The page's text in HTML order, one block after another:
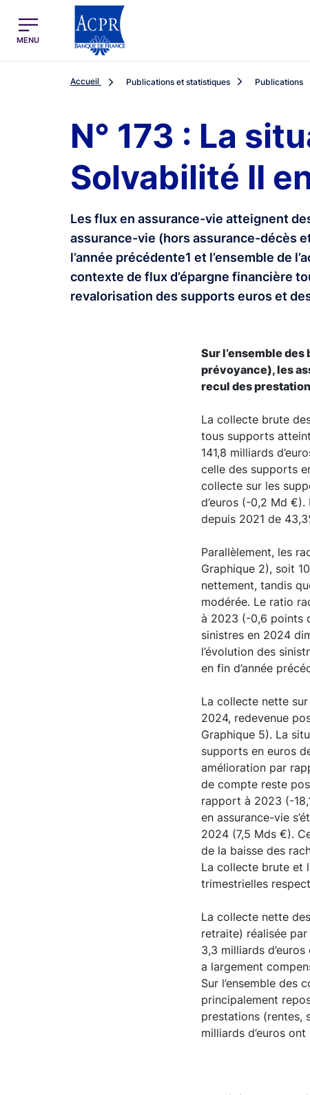
ACPR Menu Principal (French)
MENU
Accueil Publications et statistiques Publications
N° 173 : La
Solvabilité II
Les flux en assurance-vie atteignent
assurance-vie (hors assurance-décès
l’année précédente1 et l’ensemble de
contexte de flux d’épargne financière
revalorisation des supports euros et
Sur l’ensemble
prévoyance), les
recul des
La collecte brute
tous supports
141,8 milliards
celle des supports
collecte sur les
d’euros (-0,2 Md
depuis 2021 de
Parallèlement, les
Graphique 2), soit
nettement, tandis
modérée. Le ratio
à 2023 (-0,6 points
sinistres en 2024
l’évolution des
en fin d’année
La collecte nette
2024, redevenue
Graphique 5). La
supports en euros
amélioration par
de compte reste
rapport à 2023 (-
en assurance-vie
2024 (7,5 Mds €).
de la baisse des
La collecte brute et
trimestrielles
La collecte nette
retraite) réalisée par
3,3 milliards
a largement
Sur l’ensemble des
principalement
prestations (rentes,
milliards d’euros